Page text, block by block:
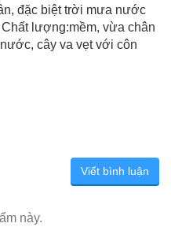
đặc biệt trời mưa nước
lượng:mềm, vừa chân
cây va vẹt với côn
Viết bình luận
này.